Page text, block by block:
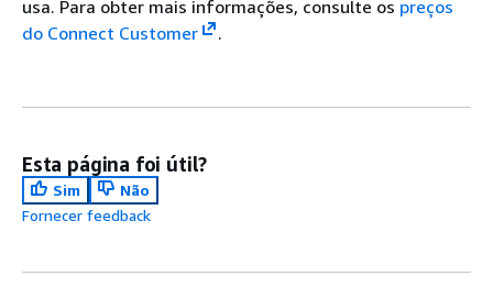
usa. Para obter mais informações, consulte os preços
do Connect Customer
.
Esta página foi útil?
Sim
Não
Fornecer feedback